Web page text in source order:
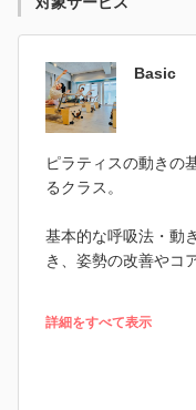
Basic
ピラティスの動きの
るクラス。
基本的な呼吸法・動
き、姿勢の改善やコ
詳細をすべて表示